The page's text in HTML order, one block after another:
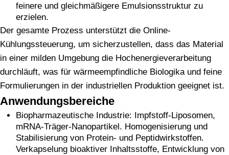
feinere und gleichmäßigere Emulsionsstruktur zu
erzielen.
Der gesamte Prozess unterstützt die Online-
Kühlungssteuerung, um sicherzustellen, dass das Material
in einer milden Umgebung die Hochenergieverarbeitung
durchläuft, was für wärmeempfindliche Biologika und feine
Formulierungen in der industriellen Produktion geeignet ist.
Anwendungsbereiche
Biopharmazeutische Industrie: Impfstoff-Liposomen,
mRNA-Träger-Nanopartikel. Homogenisierung und
Stabilisierung von Protein- und Peptidwirkstoffen.
Verkapselung bioaktiver Inhaltsstoffe, Entwicklung von